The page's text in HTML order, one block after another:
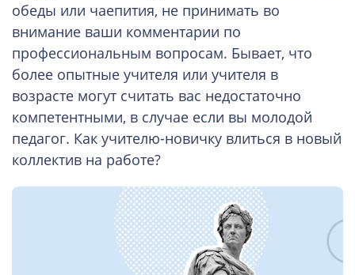
обеды или чаепития, не принимать во
внимание ваши комментарии по
профессиональным вопросам. Бывает, что
более опытные учителя или учителя в
возрасте могут считать вас недостаточно
компетентными, в случае если вы молодой
педагог. Как учителю-новичку влиться в новый
коллектив на работе?